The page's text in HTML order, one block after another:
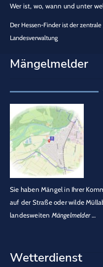
Wer ist, wo, wann und unter
Der Hessen-Finder ist der
Landesverwaltung
Mängelmelder
Sie haben Mängel in Ihrer
auf der Straße oder wilde
landesweiten Mängelmelder…
Wetterdienst